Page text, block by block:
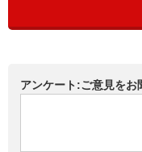
アンケート:ご意見をお